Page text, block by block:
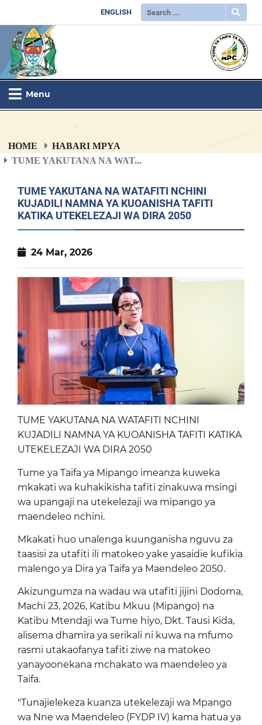
ENGLISH
Menu
HOME
HABARI MPYA
TUME YAKUTANA NA WAT...
TUME YAKUTANA NA WATAFITI NCHINI
KUJADILI NAMNA YA KUOANISHA TAFITI
KATIKA UTEKELEZAJI WA DIRA 2050
24 Mar, 2026
TUME YAKUTANA NA WATAFITI NCHINI
KUJADILI NAMNA YA KUOANISHA TAFITI KATIKA
UTEKELEZAJI WA DIRA 2050
Tume ya Taifa ya Mipango imeanza kuweka
mkakati wa kuhakikisha tafiti zinakuwa msingi
wa upangaji na utekelezaji wa mipango ya
maendeleo nchini.
Mkakati huo unalenga kuunganisha nguvu za
taasisi za utafiti ili matokeo yake yasaidie kufikia
malengo ya Dira ya Taifa ya Maendeleo 2050.
Akizungumza na wadau wa utafiti jijini Dodoma,
Machi 23, 2026, Katibu Mkuu (Mipango) na
Katibu Mtendaji wa Tume hiyo, Dkt. Tausi Kida,
alisema dhamira ya serikali ni kuwa na mfumo
rasmi utakaofanya tafiti ziwe na matokeo
yanayoonekana mchakato wa maendeleo ya
Taifa.
"Tunajielekeza kuanza utekelezaji wa Mpango
wa Nne wa Maendeleo (FYDP IV) kama hatua ya